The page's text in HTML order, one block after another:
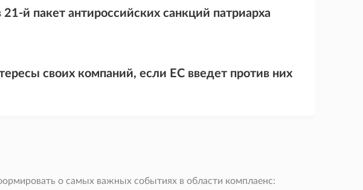
й пакет антироссийских санкций патриарха
своих компаний, если ЕС введет против них
о самых важных событиях в области комплаенс: